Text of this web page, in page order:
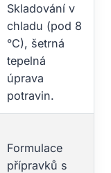
Skladování v
chladu (pod 8
°C), šetrná
tepelná
úprava
potravin.
Formulace
přípravků s